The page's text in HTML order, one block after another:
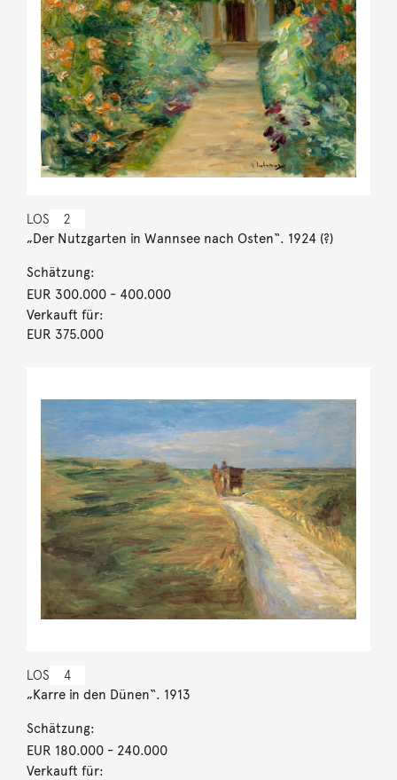
LOS 2
„Der Nutzgarten in Wannsee nach Osten“. 1924 (?)
Schätzung:
EUR 300.000- 400.000
Verkauft für:
EUR 375.000
LOS 4
„Karre in den Dünen“. 1913
Schätzung:
EUR 180.000- 240.000
Verkauft für: